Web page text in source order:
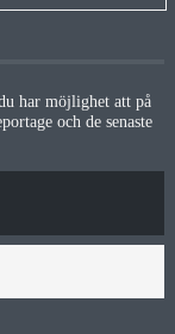
har möjlighet att på
och de senaste